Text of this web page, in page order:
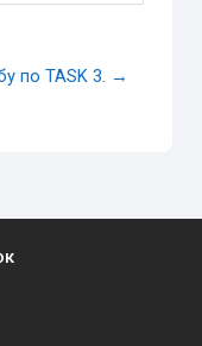
по TASK 3. →